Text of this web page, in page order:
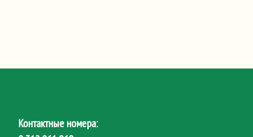
Контактные номера: